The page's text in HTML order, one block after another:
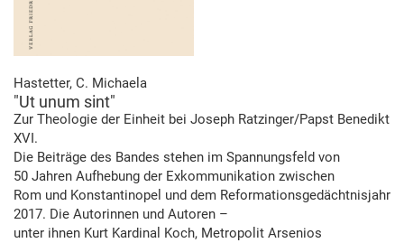
Hastetter, C. Michaela
"Ut unum sint"
Zur Theologie der Einheit bei Joseph Ratzinger/Papst Benedikt
XVI.
Die Beiträge des Bandes stehen im Spannungsfeld von
50 Jahren Aufhebung der Exkommunikation zwischen
Rom und Konstantinopel und dem Reformationsgedächtnisjahr
2017. Die Autorinnen und Autoren –
unter ihnen Kurt Kardinal Koch, Metropolit Arsenios